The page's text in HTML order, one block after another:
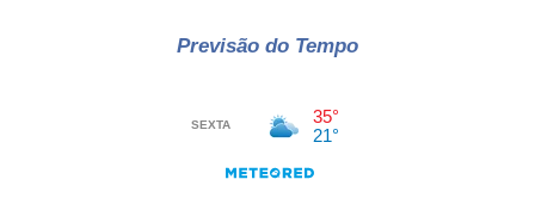
Previsão do Tempo